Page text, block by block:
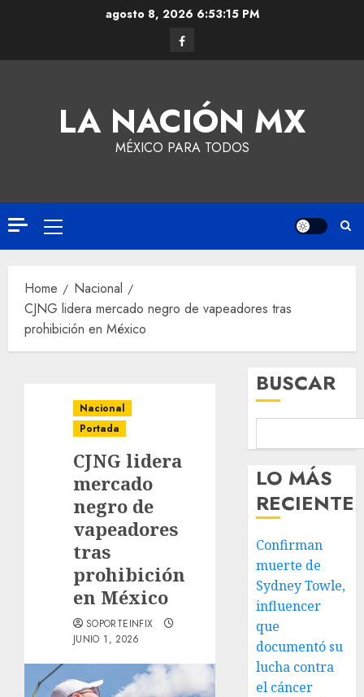
agosto 8, 2026 6:53:16 PM
LA NACIÓN MX
MÉXICO PARA TODOS
Home
Nacional
CJNG lidera mercado negro de vapeadores tras
prohibición en México
Nacional
Portada
CJNG lidera
mercado
negro de
vapeadores
tras
prohibición
en México
SOPORTEINFIX
JUNIO 1, 2026
BUSCAR
LO MÁS
RECIENTE
Confirman
muerte de
Sydney Towle,
influencer
que
documentó su
lucha contra
el cáncer